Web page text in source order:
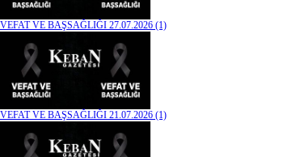
VEFAT VE BAŞSAĞLIĞI 27.07.2026 (1)
VEFAT VE BAŞSAĞLIĞI 21.07.2026 (1)